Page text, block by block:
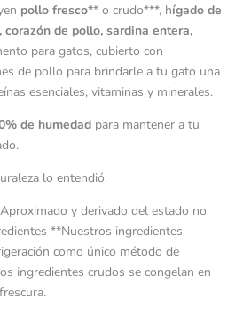
pollo fresco** o crudo***, hígado de
de pollo, sardina entera,
para gatos, cubierto con
de pollo para brindarle a tu gato una
esenciales, vitaminas y minerales.
de humedad para mantener a tu
lo entendió.
y derivado del estado no
**Nuestros ingredientes
como único método de
ingredientes crudos se congelan en